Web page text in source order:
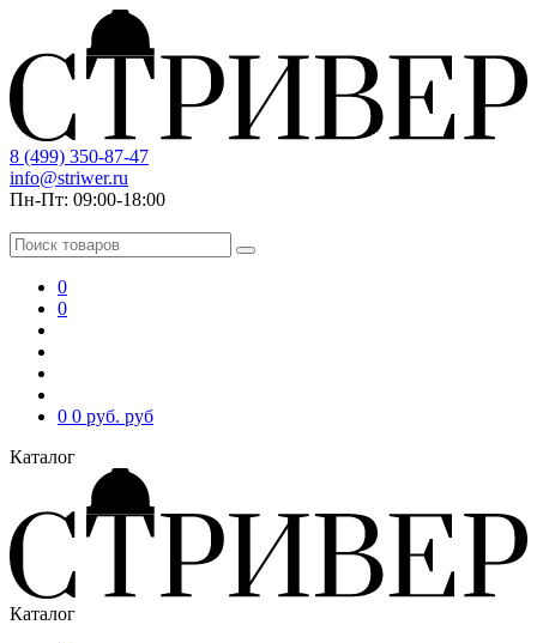
8 (499) 350-87-47
info@striwer.ru
Пн-Пт: 09:00-18:00
0
0
0 0 руб. руб
Каталог
Каталог